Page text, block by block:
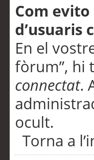
Com
d’usuaris
En el
fòrum”, hi
connectat.
ocult.
Torna a